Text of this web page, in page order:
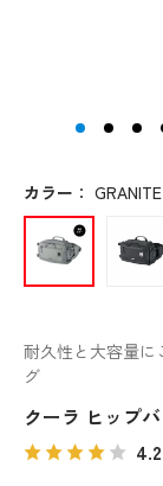
耐久性と大容量に
グ
クーラ ヒップ
4.2
カラー ：